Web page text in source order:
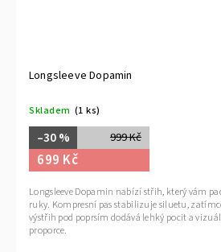
Longsleeve Dopamin
Skladem (1 ks)
999 Kč
–30 %
699 Kč
Longsleeve Dopamin nabízí střih, který vám
ruky. Kompresní pas stabilizuje siluetu,
výstřih pod poprsím dodává lehký pocit a
proporce.